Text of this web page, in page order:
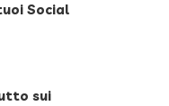
Social
sui